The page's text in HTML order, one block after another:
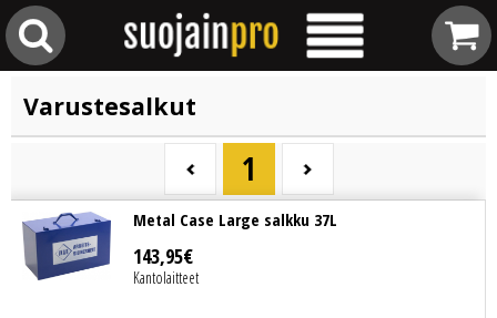
Varustesalkut
1
Metal Case Large salkku 37L
143,95€
Kantolaitteet